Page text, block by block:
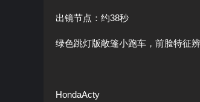
出镜节点：约38秒
绿色跳灯版敞篷小跑车，前脸特征
HondaActy